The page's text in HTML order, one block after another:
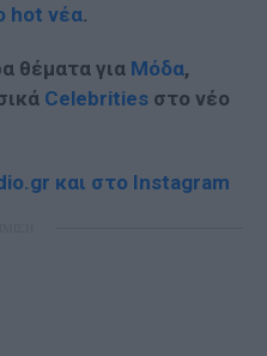
hot νέα.
θέματα για Μόδα,
Celebrities στο νέο
και στο Instagram